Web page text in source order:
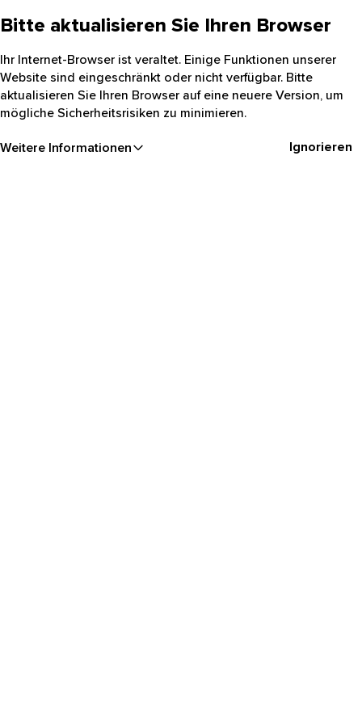
Bitte aktualisieren Sie Ihren Browser
Ihr Internet-Browser ist veraltet. Einige Funktionen unserer
Website sind eingeschränkt oder nicht verfügbar. Bitte
aktualisieren Sie Ihren Browser auf eine neuere Version, um
mögliche Sicherheitsrisiken zu minimieren.
Weitere Informationen Ignorieren